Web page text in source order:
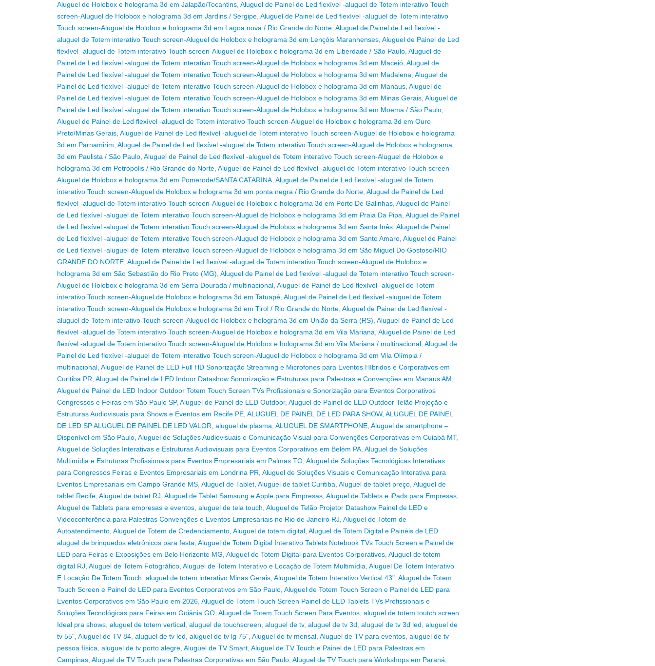
Aluguel de Holobox e holograma 3d em Jalapão/Tocantins, Aluguel de Painel de Led flexível -aluguel de Totem interativo Touch
screen-Aluguel de Holobox e holograma 3d em Jardins / Sergipe, Aluguel de Painel de Led flexível -aluguel de Totem interativo
Touch screen-Aluguel de Holobox e holograma 3d em Lagoa nova / Rio Grande do Norte, Aluguel de Painel de Led flexível -
aluguel de Totem interativo Touch screen-Aluguel de Holobox e holograma 3d em Lençóis Maranhenses, Aluguel de Painel de Led
flexível -aluguel de Totem interativo Touch screen-Aluguel de Holobox e holograma 3d em Liberdade / São Paulo, Aluguel de
Painel de Led flexível -aluguel de Totem interativo Touch screen-Aluguel de Holobox e holograma 3d em Maceió, Aluguel de
Painel de Led flexível -aluguel de Totem interativo Touch screen-Aluguel de Holobox e holograma 3d em Madalena, Aluguel de
Painel de Led flexível -aluguel de Totem interativo Touch screen-Aluguel de Holobox e holograma 3d em Manaus, Aluguel de
Painel de Led flexível -aluguel de Totem interativo Touch screen-Aluguel de Holobox e holograma 3d em Minas Gerais, Aluguel de
Painel de Led flexível -aluguel de Totem interativo Touch screen-Aluguel de Holobox e holograma 3d em Moema / São Paulo,
Aluguel de Painel de Led flexível -aluguel de Totem interativo Touch screen-Aluguel de Holobox e holograma 3d em Ouro
Preto/Minas Gerais, Aluguel de Painel de Led flexível -aluguel de Totem interativo Touch screen-Aluguel de Holobox e holograma
3d em Parnamirim, Aluguel de Painel de Led flexível -aluguel de Totem interativo Touch screen-Aluguel de Holobox e holograma
3d em Paulista / São Paulo, Aluguel de Painel de Led flexível -aluguel de Totem interativo Touch screen-Aluguel de Holobox e
holograma 3d em Petrópolis / Rio Grande do Norte, Aluguel de Painel de Led flexível -aluguel de Totem interativo Touch screen-
Aluguel de Holobox e holograma 3d em Pomerode/SANTA CATARINA, Aluguel de Painel de Led flexível -aluguel de Totem
interativo Touch screen-Aluguel de Holobox e holograma 3d em ponta negra / Rio Grande do Norte, Aluguel de Painel de Led
flexível -aluguel de Totem interativo Touch screen-Aluguel de Holobox e holograma 3d em Porto De Galinhas, Aluguel de Painel
de Led flexível -aluguel de Totem interativo Touch screen-Aluguel de Holobox e holograma 3d em Praia Da Pipa, Aluguel de Painel
de Led flexível -aluguel de Totem interativo Touch screen-Aluguel de Holobox e holograma 3d em Santa Inês, Aluguel de Painel
de Led flexível -aluguel de Totem interativo Touch screen-Aluguel de Holobox e holograma 3d em Santo Amaro, Aluguel de Painel
de Led flexível -aluguel de Totem interativo Touch screen-Aluguel de Holobox e holograma 3d em São Miguel Do Gostoso/RIO
GRANDE DO NORTE, Aluguel de Painel de Led flexível -aluguel de Totem interativo Touch screen-Aluguel de Holobox e
holograma 3d em São Sebastião do Rio Preto (MG), Aluguel de Painel de Led flexível -aluguel de Totem interativo Touch screen-
Aluguel de Holobox e holograma 3d em Serra Dourada / multinacional, Aluguel de Painel de Led flexível -aluguel de Totem
interativo Touch screen-Aluguel de Holobox e holograma 3d em Tatuapé, Aluguel de Painel de Led flexível -aluguel de Totem
interativo Touch screen-Aluguel de Holobox e holograma 3d em Tirol / Rio Grande do Norte, Aluguel de Painel de Led flexível -
aluguel de Totem interativo Touch screen-Aluguel de Holobox e holograma 3d em União da Serra (RS), Aluguel de Painel de Led
flexível -aluguel de Totem interativo Touch screen-Aluguel de Holobox e holograma 3d em Vila Mariana, Aluguel de Painel de Led
flexível -aluguel de Totem interativo Touch screen-Aluguel de Holobox e holograma 3d em Vila Mariana / multinacional, Aluguel de
Painel de Led flexível -aluguel de Totem interativo Touch screen-Aluguel de Holobox e holograma 3d em Vila Olímpia /
multinacional, Aluguel de Painel de LED Full HD Sonorização Streaming e Microfones para Eventos Híbridos e Corporativos em
Curitiba PR, Aluguel de Painel de LED Indoor Datashow Sonorização e Estruturas para Palestras e Convenções em Manaus AM,
Aluguel de Painel de LED Indoor Outdoor Totem Touch Screen TVs Profissionais e Sonorização para Eventos Corporativos
Congressos e Feiras em São Paulo SP, Aluguel de Painel de LED Outdoor, Aluguel de Painel de LED Outdoor Telão Projeção e
Estruturas Audiovisuais para Shows e Eventos em Recife PE, ALUGUEL DE PAINEL DE LED PARA SHOW, ALUGUEL DE PAINEL
DE LED SP ALUGUEL DE PAINEL DE LED VALOR, aluguel de plasma, ALUGUEL DE SMARTPHONE, Aluguel de smartphone –
Disponível em São Paulo, Aluguel de Soluções Audiovisuais e Comunicação Visual para Convenções Corporativas em Cuiabá MT,
Aluguel de Soluções Interativas e Estruturas Audiovisuais para Eventos Corporativos em Belém PA, Aluguel de Soluções
Multimídia e Estruturas Profissionais para Eventos Empresariais em Palmas TO, Aluguel de Soluções Tecnológicas Interativas
para Congressos Feiras e Eventos Empresariais em Londrina PR, Aluguel de Soluções Visuais e Comunicação Interativa para
Eventos Empresariais em Campo Grande MS, Aluguel de Tablet, Aluguel de tablet Curitiba, Aluguel de tablet preço, Aluguel de
tablet Recife, Aluguel de tablet RJ, Aluguel de Tablet Samsung e Apple para Empresas, Aluguel de Tablets e iPads para Empresas,
Aluguel de Tablets para empresas e eventos, aluguel de tela touch, Aluguel de Telão Projetor Datashow Painel de LED e
Videoconferência para Palestras Convenções e Eventos Empresariais no Rio de Janeiro RJ, Aluguel de Totem de
Autoatendimento, Aluguel de Totem de Credenciamento, Aluguel de totem digital, Aluguel de Totem Digital e Painéis de LED
aluguel de brinquedos eletrônicos para festa, Aluguel de Totem Digital Interativo Tablets Notebook TVs Touch Screen e Painel de
LED para Feiras e Exposições em Belo Horizonte MG, Aluguel de Totem Digital para Eventos Corporativos, Aluguel de totem
digital RJ, Aluguel de Totem Fotográfico, Aluguel de Totem Interativo e Locação de Totem Multimídia, Aluguel De Totem Interativo
E Locação De Totem Touch, aluguel de totem interativo Minas Gerais, Aluguel de Totem Interativo Vertical 43", Aluguel de Totem
Touch Screen e Painel de LED para Eventos Corporativos em São Paulo, Aluguel de Totem Touch Screen e Painel de LED para
Eventos Corporativos em São Paulo em 2026, Aluguel de Totem Touch Screen Painel de LED Tablets TVs Profissionais e
Soluções Tecnológicas para Feiras em Goiânia GO, Aluguel de Totem Touch Screen Para Eventos, aluguel de totem toutch screen
Ideal pra shows, aluguel de totem vertical, aluguel de touchscreen, aluguel de tv, aluguel de tv 3d, aluguel de tv 3d led, aluguel de
tv 55", Aluguel de TV 84, aluguel de tv led, aluguel de tv lg 75", Aluguel de tv mensal, Aluguel de TV para eventos, aluguel de tv
pessoa física, aluguel de tv porto alegre, Aluguel de TV Smart, Aluguel de TV Touch e Painel de LED para Palestras em
Campinas, Aluguel de TV Touch para Palestras Corporativas em São Paulo, Aluguel de TV Touch para Workshops em Paraná,